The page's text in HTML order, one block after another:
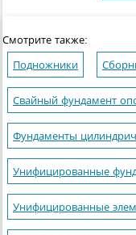
Смотрите также:
Подножники
Свайный фундамент
Фундаменты
Унифицированные
Унифицированные